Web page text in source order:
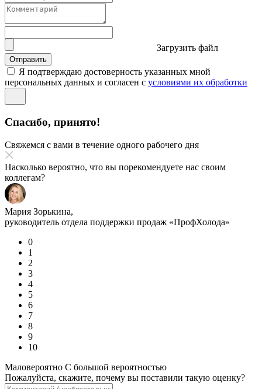
Загрузить файл
Отправить
Я подтверждаю достоверность указанных мной
персональных данных и согласен с условиями их обработки
Спасибо, принято!
Свяжемся с вами в течение одного рабочего дня
Насколько вероятно, что вы порекомендуете нас своим
коллегам?
Мария Зорькина,
руководитель отдела поддержки продаж «ПрофХолода»
0
1
2
3
4
5
6
7
8
9
10
Маловероятно С большой вероятностью
Пожалуйста, скажите, почему вы поставили такую оценку?